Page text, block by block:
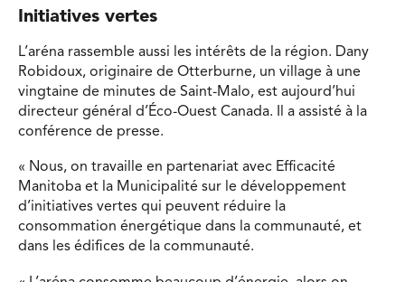
Initiatives vertes
L’aréna rassemble aussi les intérêts de la région. Dany
Robidoux, originaire de Otterburne, un village à une
vingtaine de minutes de Saint-Malo, est aujourd’hui
directeur général d’Éco-Ouest Canada. Il a assisté à la
conférence de presse.
« Nous, on travaille en partenariat avec Efficacité
Manitoba et la Municipalité sur le développement
d’initiatives vertes qui peuvent réduire la
consommation énergétique dans la communauté, et
dans les édifices de la communauté.